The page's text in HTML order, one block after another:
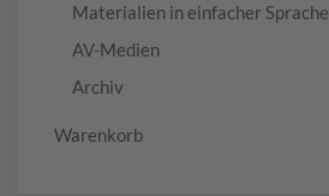
Materialien in einfacher Sprache
AV-Medien
Archiv
Warenkorb